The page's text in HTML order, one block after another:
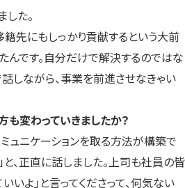
た。
籍先にもしっかり貢献するという大前
んです。自分だけで解決するのではな
しながら、事業を前進させなきゃい
も変わっていきましたか？
ュニケーションを取る方法が構築で
と、正直に話しました。上司も社員の皆
いよ」と言ってくださって、何気ない